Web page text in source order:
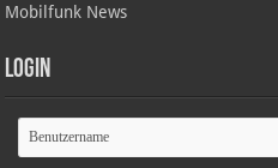
Mobilfunk News
Login